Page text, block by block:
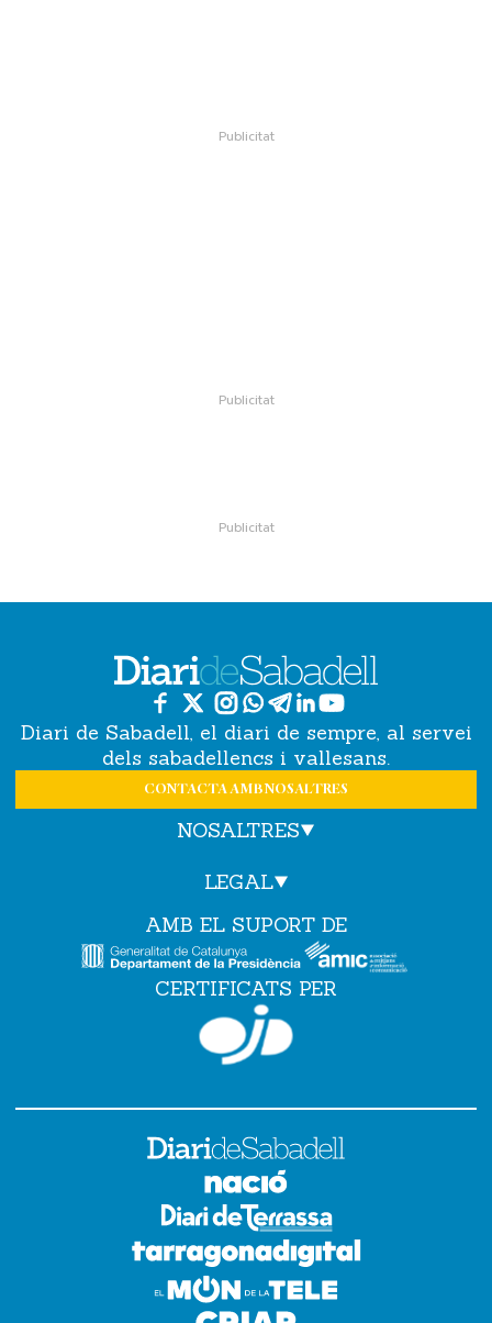
Diari de Sabadell, el diari de sempre, al servei
dels sabadellencs i vallesans.
CONTACTA AMB NOSALTRES
NOSALTRES
LEGAL
AMB EL SUPORT DE
CERTIFICATS PER